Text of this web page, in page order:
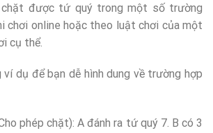
được tứ quý trong một số trường
chơi online hoặc theo luật chơi của một
cụ thể.
ví dụ để bạn dễ hình dung về trường hợp
phép chặt): A đánh ra tứ quý 7. B có 3